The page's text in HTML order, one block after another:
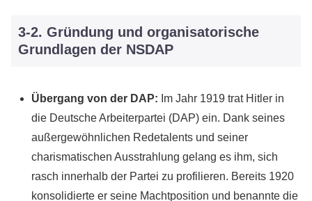
3-2. Gründung und organisatorische
Grundlagen der NSDAP
Übergang von der DAP: Im Jahr 1919 trat Hitler in
die Deutsche Arbeiterpartei (DAP) ein. Dank seines
außergewöhnlichen Redetalents und seiner
charismatischen Ausstrahlung gelang es ihm, sich
rasch innerhalb der Partei zu profilieren. Bereits 1920
konsolidierte er seine Machtposition und benannte die